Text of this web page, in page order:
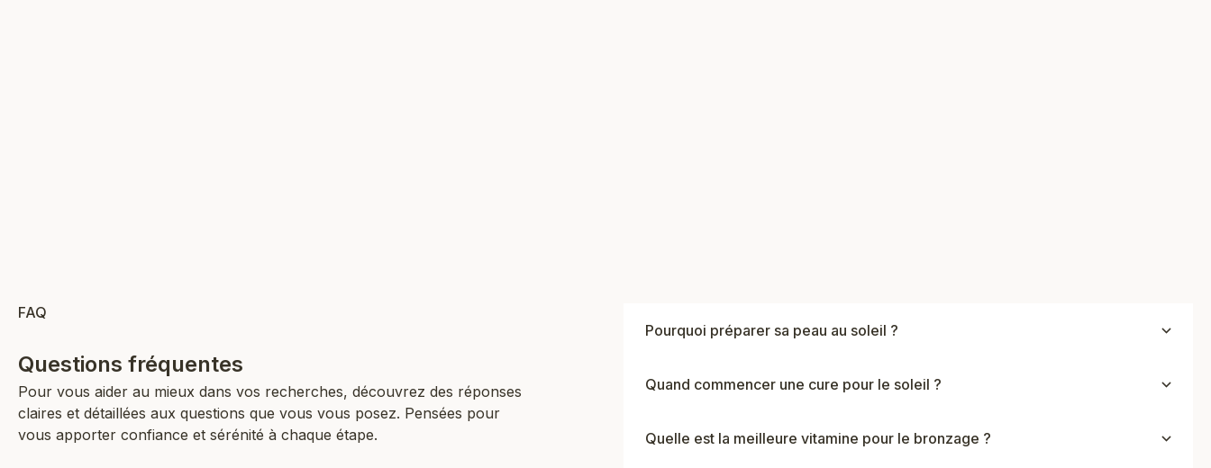
FAQ
Questions fréquentes
Pour vous aider au mieux dans vos recherches, découvrez des réponses
claires et détaillées aux questions que vous vous posez. Pensées pour
vous apporter confiance et sérénité à chaque étape.
Pourquoi préparer sa peau au soleil ?
Quand commencer une cure pour le soleil ?
Quelle est la meilleure vitamine pour le bronzage ?